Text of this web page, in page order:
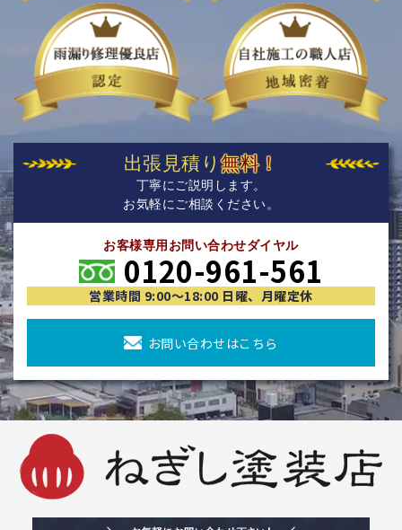
出張見積り無料！
丁寧にご説明します。
お気軽にご相談ください。
お客様専用お問い合わせダイヤル
0120-961-561
営業時間 9:00〜18:00 日曜、月曜定休
お問い合わせはこちら